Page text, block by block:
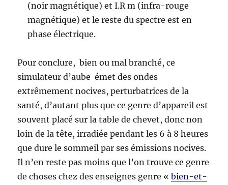
(noir magnétique) et I.R m (infra-rouge
magnétique) et le reste du spectre est en
phase électrique.
Pour conclure, bien ou mal branché, ce
simulateur d’aube émet des ondes
extrêmement nocives, perturbatrices de la
santé, d’autant plus que ce genre d’appareil est
souvent placé sur la table de chevet, donc non
loin de la tête, irradiée pendant les 6 à 8 heures
que dure le sommeil par ses émissions nocives.
Il n’en reste pas moins que l’on trouve ce genre
de choses chez des enseignes genre «bien-et-